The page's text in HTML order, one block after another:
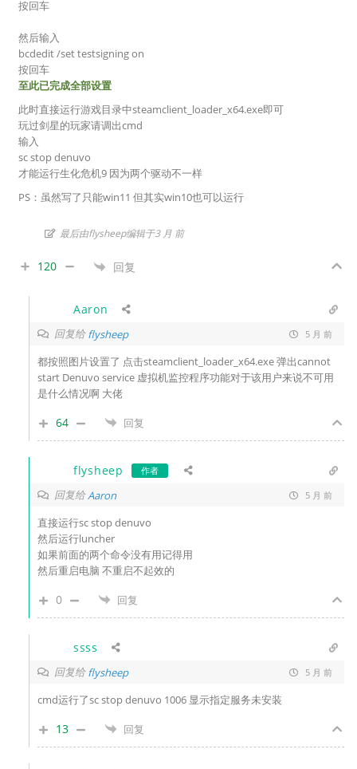
按回车
然后输入
bcdedit /set testsigning on
按回车
至此已完成全部设置
此时直接运行游戏目录中steamclient_loader_x64.exe即可
玩过剑星的玩家请调出cmd
输入
sc stop denuvo
才能运行生化危机9 因为两个驱动不一样
PS：虽然写了只能win11 但其实win10也可以运行
最后由flysheep编辑于3 月 前
120 回复
Aaron
回复给flysheep 5 月 前
都按照图片设置了 点击steamclient_loader_x64.exe 弹出cannot
start Denuvo service 虚拟机监控程序功能对于该用户来说不可用
是什么情况啊 大佬
64 回复
flysheep 作者
回复给Aaron 5 月 前
直接运行sc stop denuvo
然后运行luncher
如果前面的两个命令没有用记得用
然后重启电脑 不重启不起效的
0 回复
ssss
回复给flysheep 5 月 前
cmd运行了sc stop denuvo 1006 显示指定服务未安装
13 回复